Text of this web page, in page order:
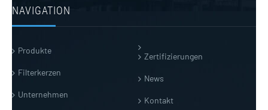
NAVIGATION
Produkte
Filterkerzen
Unternehmen
Zertifizierungen
News
Kontakt